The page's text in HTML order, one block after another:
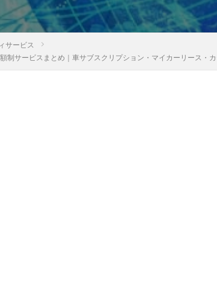
サービス
制サービスまとめ｜車サブスクリプション・マイカーリース・